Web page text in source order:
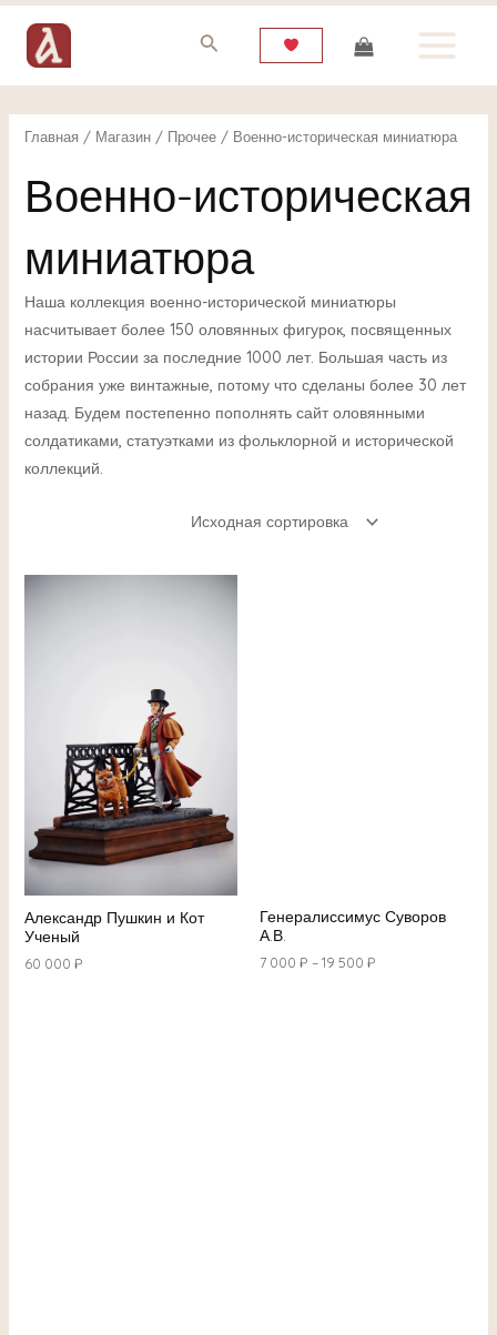
содержимому
MENU
Главная / Магазин/ Прочее/ Военно-историческая миниатюра
Военно-историческая
миниатюра
Наша коллекция военно-исторической миниатюры
насчитывает более 150 оловянных фигурок, посвященных
истории России за последние 1000 лет. Большая часть из
собрания уже винтажные, потому что сделаны более 30 лет
назад. Будем постепенно пополнять сайт оловянными
солдатиками, статуэтками из фольклорной и исторической
коллекций.
Александр Пушкин и Кот
Ученый
60 000 ₽
Генералиссимус Суворов
А.В.
7 000 ₽ –19 500 ₽